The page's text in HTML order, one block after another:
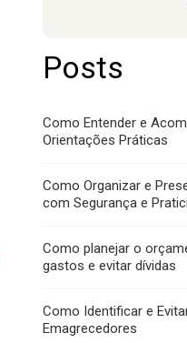
Posts
Como Entender e
Orientações Práticas
Como Organizar e
com Segurança e
Como planejar o
gastos e evitar dívidas
Como Identificar e
Emagrecedores